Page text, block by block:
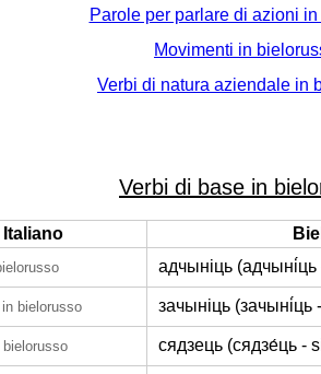
Parole per parlare di azioni
Movimenti in
Verbi di natura aziendale in
Verbi di base in
Italiano
адчыніць
in bielorusso зачыніць (зачыні́ць
bielorusso сядзець (сядзе́ць -